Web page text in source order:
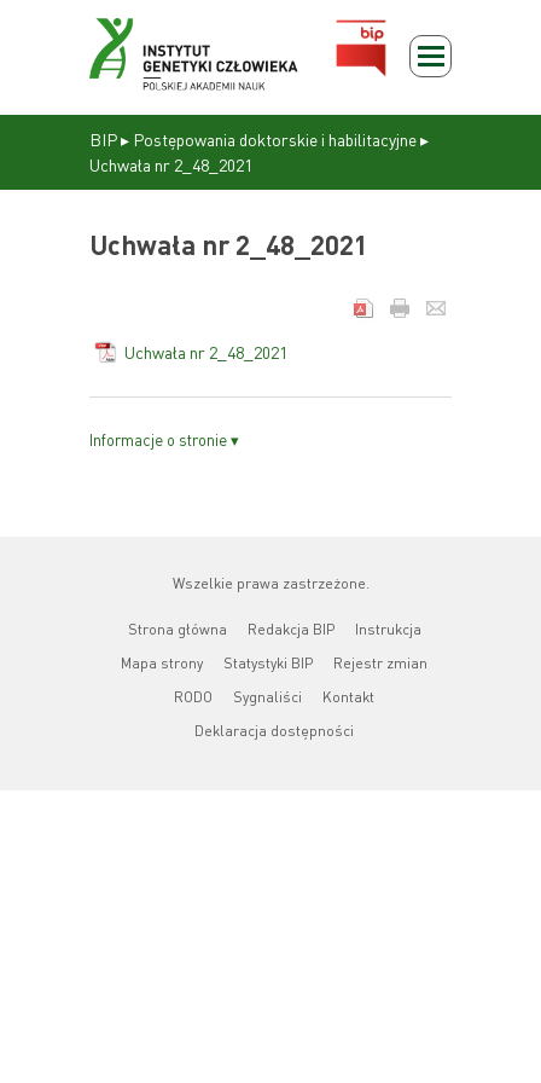
BIP▸ Postępowania doktorskie i habilitacyjne▸
Uchwała nr 2_48_2021
Uchwała nr 2_48_2021
Uchwała nr 2_48_2021
Informacje o stronie ▾
Wszelkie prawa zastrzeżone.
Strona główna Redakcja BIP
Instrukcja
Mapa strony
Statystyki BIP
Rejestr zmian
RODO
Sygnaliści
Kontakt
Deklaracja dostępności